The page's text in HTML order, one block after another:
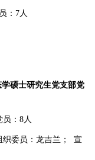
： 7人
硕士研究生党支部党
： 8人
织委员：龙吉兰；
宣